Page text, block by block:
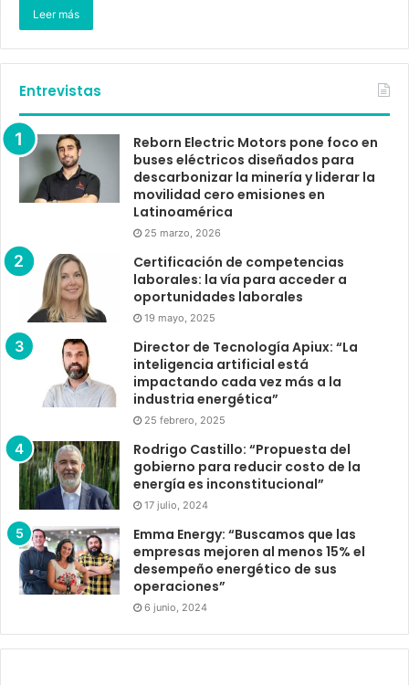
Leer más
Entrevistas
Reborn Electric Motors pone foco en
buses eléctricos diseñados para
descarbonizar la minería y liderar la
movilidad cero emisiones en
Latinoamérica
25 marzo, 2026
Certificación de competencias
laborales: la vía para acceder a
oportunidades laborales
19 mayo, 2025
Director de Tecnología Apiux: “La
inteligencia artificial está
impactando cada vez más a la
industria energética”
25 febrero, 2025
Rodrigo Castillo: “Propuesta del
gobierno para reducir costo de la
energía es inconstitucional”
17 julio, 2024
Emma Energy: “Buscamos que las
empresas mejoren al menos 15% el
desempeño energético de sus
operaciones”
6 junio, 2024